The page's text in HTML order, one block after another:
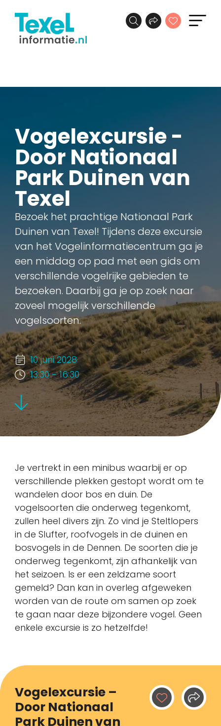
Vogelexcursie -
Door Nationaal
Park Duinen van
Texel
Bezoek het prachtige Nationaal Park
Duinen van Texel! Tijdens deze excursie
van het Vogelinformatiecentrum ga je
een middag op pad met een gids om
verschillende vogelrijke gebieden te
bezoeken. Daarbij ga je op zoek naar
zoveel mogelijk verschillende
vogelsoorten.
10 juni 2028
13:30 - 16:30
Vogelexcursie –
Door Nationaal
Park Duinen van
Je vertrekt in een minibus waarbij er op
verschillende plekken gestopt wordt om te
wandelen door bos en duin. De
vogelsoorten die onderweg tegenkomt,
zullen heel divers zijn. Zo vind je Steltlopers
in de Slufter, roofvogels in de duinen en
bosvogels in de Dennen. De soorten die je
onderweg tegenkomt, zijn afhankelijk van
het seizoen. Is er een zeldzame soort
gemeld? Dan kan in overleg afgeweken
worden van de route om samen op zoek
te gaan naar deze bijzondere vogel. Geen
enkele excursie is zo hetzelfde!